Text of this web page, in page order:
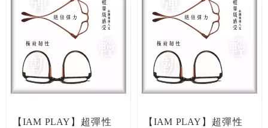
食品／健康食補
名人嚴選
優惠活動
優惠券查詢
【IAM PLAY】超彈性
【IAM PLAY】超彈性